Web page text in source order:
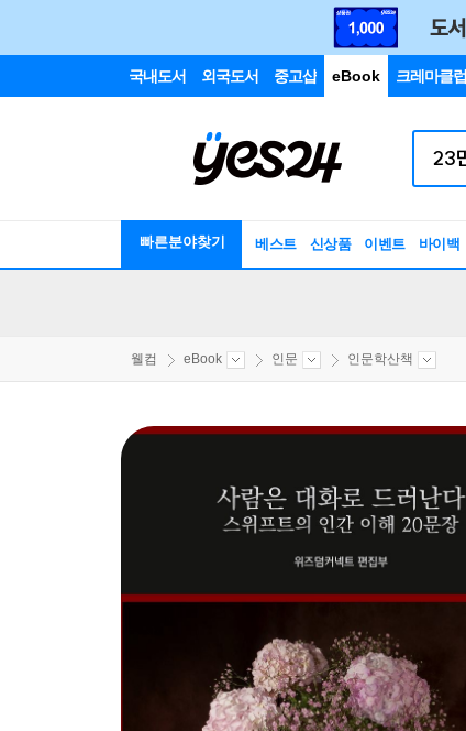
국내도서 외국도서 중고샵 eBook 크레마클럽
빠른분야찾기 베스트 신상품 이벤트 바이백
웰컴 eBook 인문 인문학산책